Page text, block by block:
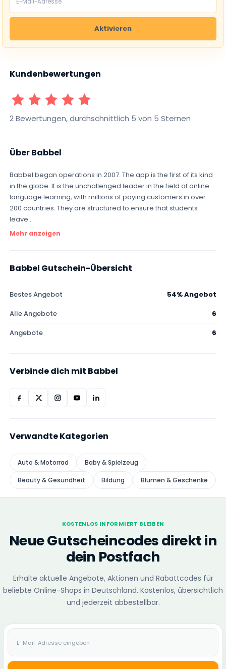
Aktivieren
Kundenbewertungen
1 Sterne2 Sterne3 Sterne4 Sterne5 Sterne
2 Bewertungen, durchschnittlich 5 von 5 Sternen
Über Babbel
Babbel began operations in 2007. The app is the first of its kind
in the globe. It is the unchallenged leader in the field of online
language learning, with millions of paying customers in over
200 countries. They are structured to ensure that students
leave...
Mehr anzeigen
Babbel Gutschein-Übersicht
Bestes Angebot
54% Angebot
Alle Angebote
6
Angebote
6
Verbinde dich mit Babbel
Verwandte Kategorien
Auto & Motorrad Baby & Spielzeug
Beauty & Gesundheit Bildung Blumen & Geschenke
KOSTENLOS INFORMIERT BLEIBEN
Neue Gutscheincodes direkt in
dein Postfach
Erhalte aktuelle Angebote, Aktionen und Rabattcodes für
beliebte Online-Shops in Deutschland. Kostenlos, übersichtlich
und jederzeit abbestellbar.
E-Mail-Adresse